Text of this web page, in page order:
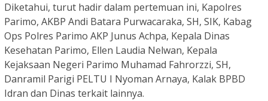
Diketahui, turut hadir dalam pertemuan ini, Kapolres
Parimo, AKBP Andi Batara Purwacaraka, SH, SIK, Kabag
Ops Polres Parimo AKP Junus Achpa, Kepala Dinas
Kesehatan Parimo, Ellen Laudia Nelwan, Kepala
Kejaksaan Negeri Parimo Muhamad Fahrorzzi, SH,
Danramil Parigi PELTU I Nyoman Arnaya, Kalak BPBD
Idran dan Dinas terkait lainnya.